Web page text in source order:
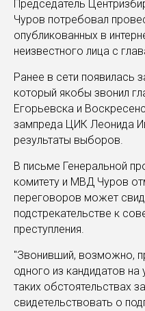
Председатель
Чуров потребовал
опубликованных в
неизвестного лица с
Ранее в сети появилась
который якобы звонил
Егорьевска и
зампреда ЦИК Леонида
результаты выборов.
В письме Генеральной
комитету и МВД Чуров
переговоров может
подстрекательстве к
преступления.
"Звонивший, возможно,
одного из кандидатов
таких обстоятельствах
свидетельствовать о